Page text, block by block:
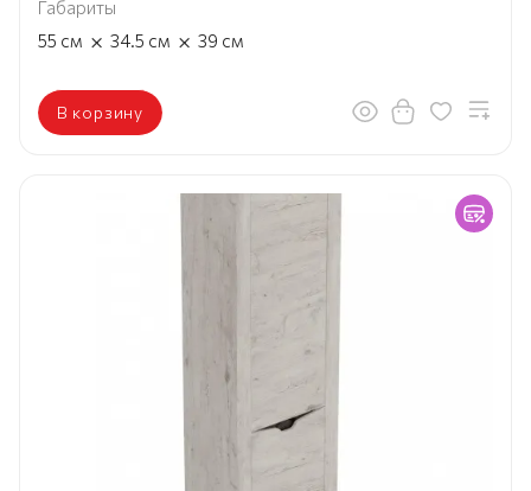
Габариты
55 см × 34.5 см × 39 см
В корзину